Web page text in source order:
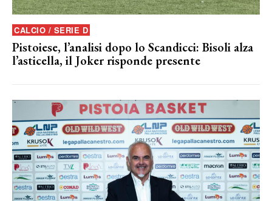
CALCIO / SERIE D
Pistoiese, l’analisi dopo lo Scandicci: Bisoli alza
l’asticella, il Joker risponde presente